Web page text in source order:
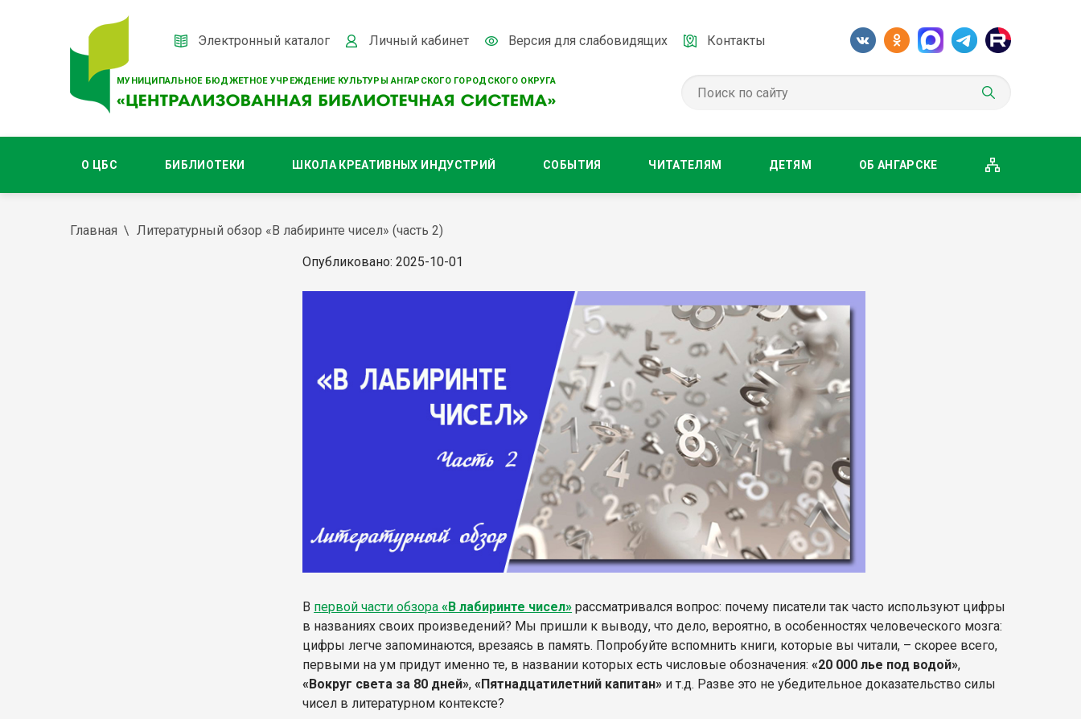
МУНИЦИПАЛЬНОЕ БЮДЖЕТНОЕ УЧРЕЖДЕНИЕ КУЛЬТУРЫ АНГАРСКОГО ГОРОДСКОГО ОКРУГА
Электронный каталог Личный кабинет Версия для слабовидящих Контакты
О ЦБС БИБЛИОТЕКИ ШКОЛА КРЕАТИВНЫХ ИНДУСТРИЙ СОБЫТИЯ ЧИТАТЕЛЯМ ДЕТЯМ ОБ АНГАРСКЕ
Главная Литературный обзор «В лабиринте чисел» (часть 2)
Опубликовано: 2025-10-01
В первой части обзора«В лабиринте чисел» рассматривался вопрос: почему писатели так часто используют цифры
в названиях своих произведений? Мы пришли к выводу, что дело, вероятно, в особенностях человеческого мозга:
цифры легче запоминаются, врезаясь в память. Попробуйте вспомнить книги, которые вы читали, – скорее всего,
первыми на ум придут именно те, в названии которых есть числовые обозначения:«20 000 лье под водой»,
«Вокруг света за 80 дней»,«Пятнадцатилетний капитан» и т.д. Разве это не убедительное доказательство силы
чисел в литературном контексте?